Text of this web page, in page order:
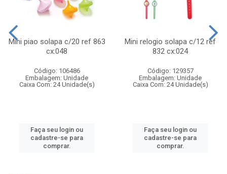
Mini piao solapa c/20 ref 863
cx:048
Código: 106486
Embalagem: Unidade
Caixa Com: 24 Unidade(s)
Faça seu login ou
cadastre-se para
comprar.
Mini relogio solapa c/12 ref
832 cx:024
Código: 129357
Embalagem: Unidade
Caixa Com: 24 Unidade(s)
Faça seu login ou
cadastre-se para
comprar.